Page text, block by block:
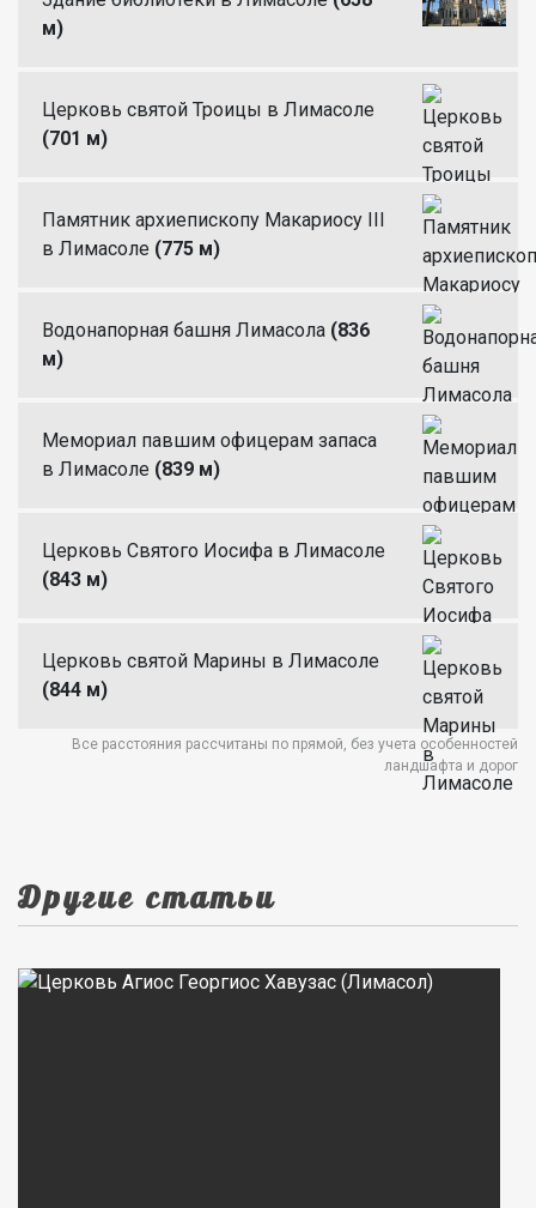
м)
Церковь святой Троицы в Лимасоле
(701 м)
Памятник архиепископу Макариосу III
в Лимасоле (775 м)
Водонапорная башня Лимасола (836
м)
Мемориал павшим офицерам запаса
в Лимасоле (839 м)
Церковь Святого Иосифа в Лимасоле
(843 м)
Церковь святой Марины в Лимасоле
(844 м)
Все расстояния рассчитаны по прямой, без учета особенностей
ландшафта и дорог
Другие статьи